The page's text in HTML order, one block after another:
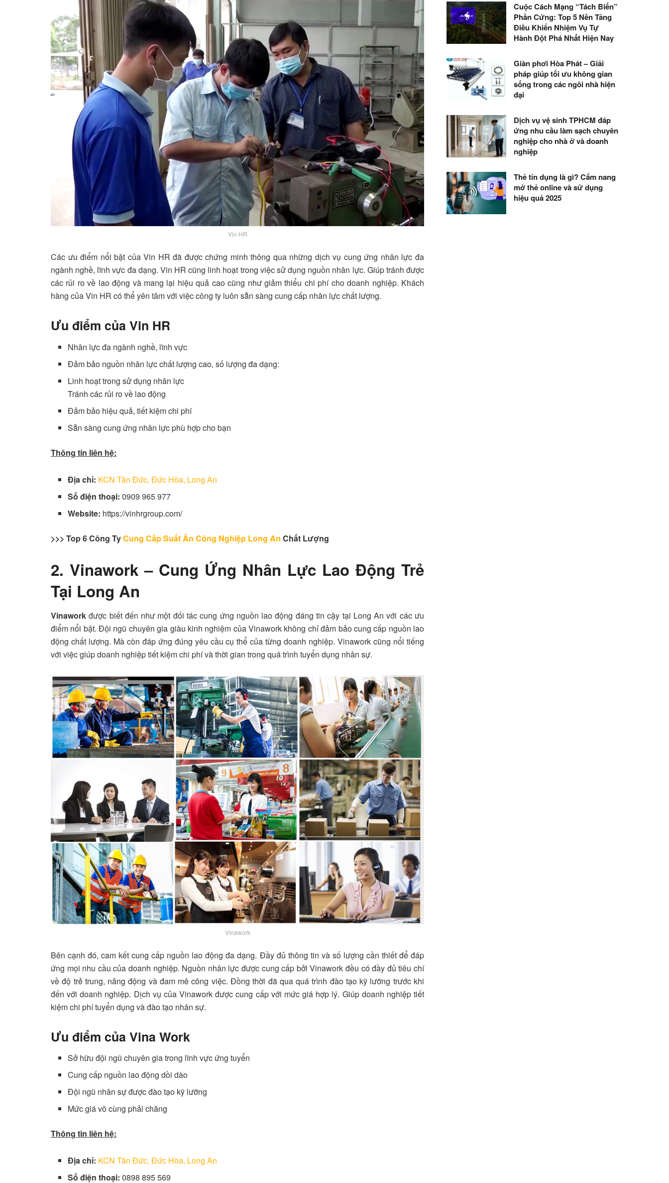
Vin HR
Các ưu điểm nổi bật của Vin HR đã được chứng minh thông qua những dịch vụ cung ứng nhân lực đa
ngành nghề, lĩnh vực đa dạng. Vin HR cũng linh hoạt trong việc sử dụng nguồn nhân lực. Giúp tránh được
các rủi ro về lao động và mang lại hiệu quả cao cũng như giảm thiểu chi phí cho doanh nghiệp. Khách
hàng của Vin HR có thể yên tâm với việc công ty luôn sẵn sàng cung cấp nhân lực chất lượng.
Ưu điểm của Vin HR
Nhân lực đa ngành nghề, lĩnh vực
Đảm bảo nguồn nhân lực chất lượng cao, số lượng đa dạng:
Linh hoạt trong sử dụng nhân lực
Tránh các rủi ro về lao động
Đảm bảo hiệu quả, tiết kiệm chi phí
Sẵn sàng cung ứng nhân lực phù hợp cho bạn
Thông tin liên hệ:
Địa chỉ: KCN Tân Đức, Đức Hòa, Long An
Số điện thoại:0909 965 977
Website: https://vinhrgroup.com/
>>> Top 6 Công TyCung Cấp Suất Ăn Công Nghiệp Long An Chất Lượng
2. Vinawork – Cung Ứng Nhân Lực Lao Động Trẻ
Tại Long An
Vinawork được biết đến như một đối tác cung ứng nguồn lao động đáng tin cậy tại Long An với các ưu
điểm nổi bật. Đội ngũ chuyên gia giàu kinh nghiệm của Vinawork không chỉ đảm bảo cung cấp nguồn lao
động chất lượng. Mà còn đáp ứng đúng yêu cầu cụ thể của từng doanh nghiệp. Vinawork cũng nổi tiếng
với việc giúp doanh nghiệp tiết kiệm chi phí và thời gian trong quá trình tuyển dụng nhân sự.
Vinawork
Bên cạnh đó, cam kết cung cấp nguồn lao động đa dạng. Đầy đủ thông tin và số lượng cần thiết để đáp
ứng mọi nhu cầu của doanh nghiệp. Nguồn nhân lực được cung cấp bởi Vinawork đều có đầy đủ tiêu chí
về độ trẻ trung, năng động và đam mê công việc. Đồng thời đã qua quá trình đào tạo kỹ lưỡng trước khi
đến với doanh nghiệp. Dịch vụ của Vinawork được cung cấp với mức giá hợp lý. Giúp doanh nghiệp tiết
kiệm chi phí tuyển dụng và đào tạo nhân sự.
Ưu điểm của Vina Work
Sở hữu đội ngũ chuyên gia trong lĩnh vực ứng tuyển
Cung cấp nguồn lao động dồi dào
Đội ngũ nhân sự được đào tạo kỹ lưỡng
Mức giá vô cùng phải chăng
Thông tin liên hệ:
Địa chỉ: KCN Tân Đức, Đức Hòa, Long An
Số điện thoại:0898 895 569
Cuộc Cách Mạng “Tách Biến”
Phần Cứng: Top 5 Nền Tảng
Điều Khiển Nhiệm Vụ Tự
Hành Đột Phá Nhất Hiện Nay
Giàn phơi Hòa Phát – Giải
pháp giúp tối ưu không gian
sống trong các ngôi nhà hiện
đại
Dịch vụ vệ sinh TPHCM đáp
ứng nhu cầu làm sạch chuyên
nghiệp cho nhà ở và doanh
nghiệp
Thẻ tín dụng là gì? Cẩm nang
mở thẻ online và sử dụng
hiệu quả 2025